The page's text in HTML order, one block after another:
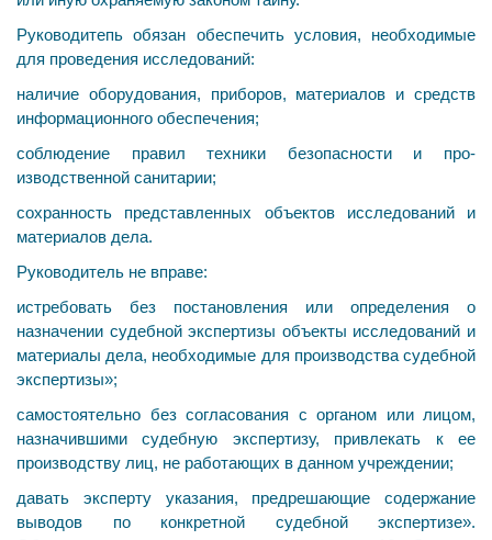
Руководитепь обязан обеспечить условия, необходимые
для проведения исследований:
наличие оборудования, приборов, материалов и средств
информационного обеспечения;
соблюдение правил техники безопасности и про­
изводственной санитарии;
сохранность представленных объектов исследований и
материалов дела.
Руководитель не вправе:
истребовать без постановления или определения о
назначении судебной экспертизы объекты исследований и
материалы дела, необходимые для производства су­дебной
экспертизы»;
самостоятельно без согласования с органом или лицом,
назначившими судебную экспертизу, привлекать к ее
производству лиц, не работающих в данном учреждении;
давать эксперту указания, предрешающие содержа­ние
выводов по конкретной судебной экспертизе».